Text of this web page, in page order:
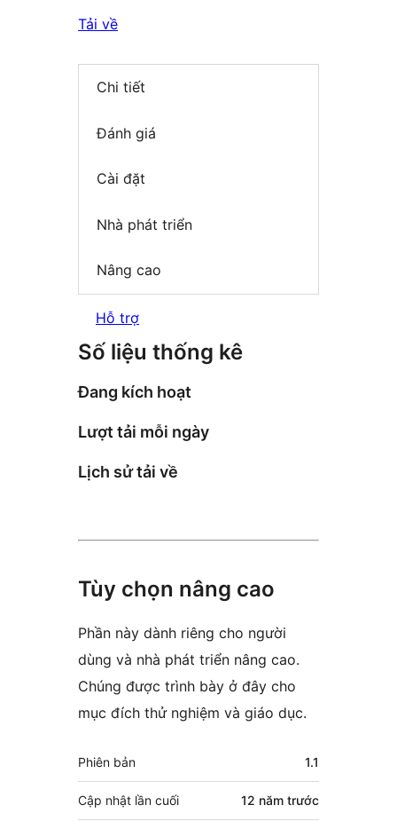
Tải về
Chi tiết
Đánh giá
Cài đặt
Nhà phát triển
Nâng cao
Hỗ trợ
Số liệu thống kê
Đang kích hoạt
Lượt tải mỗi ngày
Lịch sử tải về
Tùy chọn nâng cao
Phần này dành riêng cho người
dùng và nhà phát triển nâng cao.
Chúng được trình bày ở đây cho
mục đích thử nghiệm và giáo dục.
Meta
Phiên bản 1.1
Cập nhật lần cuối 12 năm trước